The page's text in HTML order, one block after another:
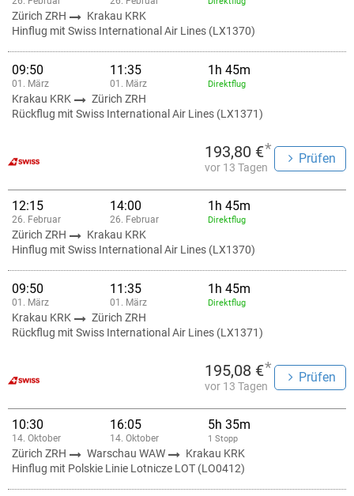
Zürich ZRH
Krakau KRK
Hinflug mit Swiss International Air Lines (LX1370)
09:50
01. März
11:35
01. März
1h 45m
Direktflug
Krakau KRK
Zürich ZRH
Rückflug mit Swiss International Air Lines (LX1371)
193,80 €*
vor 13 Tagen
Prüfen
12:15
26. Februar
14:00
26. Februar
1h 45m
Direktflug
Zürich ZRH
Krakau KRK
Hinflug mit Swiss International Air Lines (LX1370)
09:50
01. März
11:35
01. März
1h 45m
Direktflug
Krakau KRK
Zürich ZRH
Rückflug mit Swiss International Air Lines (LX1371)
195,08 €*
vor 13 Tagen
Prüfen
10:30
14. Oktober
16:05
14. Oktober
5h 35m
1 Stopp
Zürich ZRH Warschau WAW
Krakau KRK
Hinflug mit Polskie Linie Lotnicze LOT (LO0412)